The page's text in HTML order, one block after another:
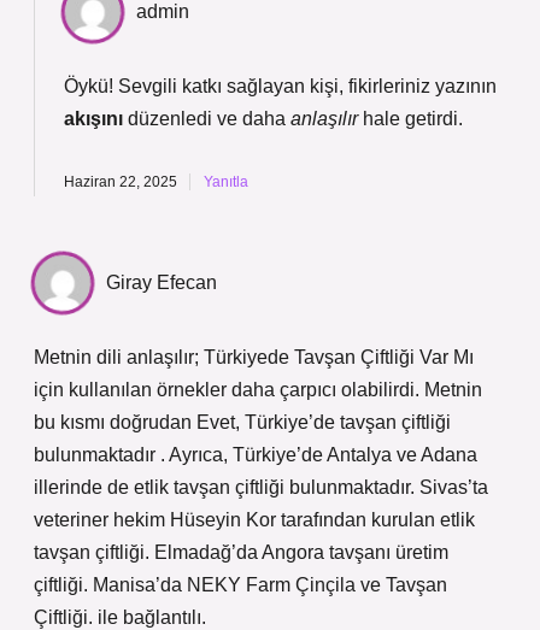
admin
Öykü! Sevgili katkı sağlayan kişi, fikirleriniz yazının
akışını düzenledi ve daha anlaşılırhale getirdi.
Haziran 22, 2025 Yanıtla
Giray Efecan
Metnin dili anlaşılır; Türkiyede Tavşan Çiftliği Var Mı
için kullanılan örnekler daha çarpıcı olabilirdi. Metnin
bu kısmı doğrudan Evet, Türkiye’de tavşan çiftliği
bulunmaktadır . Ayrıca, Türkiye’de Antalya ve Adana
illerinde de etlik tavşan çiftliği bulunmaktadır. Sivas’ta
veteriner hekim Hüseyin Kor tarafından kurulan etlik
tavşan çiftliği. Elmadağ’da Angora tavşanı üretim
çiftliği. Manisa’da NEKY Farm Çinçila ve Tavşan
Çiftliği. ile bağlantılı.